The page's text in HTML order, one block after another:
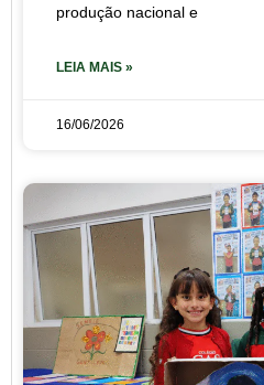
produção nacional e
LEIA MAIS »
16/06/2026